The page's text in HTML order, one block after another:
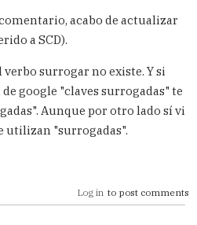
acabo de actualizar
a SCD).
verbo surrogar no existe. Y si
google "claves surrogadas" te
Aunque por otro lado sí vi
utilizan "surrogadas".
Log in to post comments